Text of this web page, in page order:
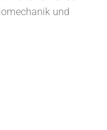
und